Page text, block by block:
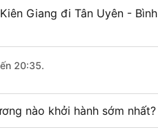
Giang đi Tân Uyên - Bình
20:35.
nào khởi hành sớm nhất?